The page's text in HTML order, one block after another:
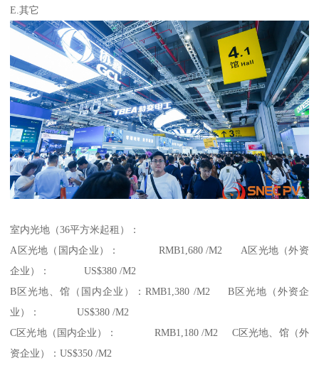
E.其它
室内光地（36平方米起租）：
A区光地（国内企业）： RMB1,680 /M2 A区光地（外资
企业）： US$380 /M2
B区光地、馆（国内企业）：RMB1,380 /M2 B区光地（外资企
业）： US$380 /M2
C区光地（国内企业）： RMB1,180 /M2 C区光地、馆（外
资企业）：US$350 /M2